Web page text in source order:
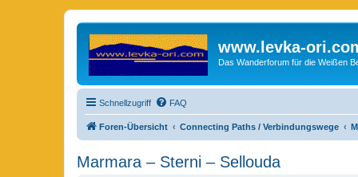
www.levka-
Das Wanderforum für die Weißen
Schnellzugriff FAQ
Foren-Übersicht Connecting Paths / Verbindungswege
Marmara – Sterni – Sellouda